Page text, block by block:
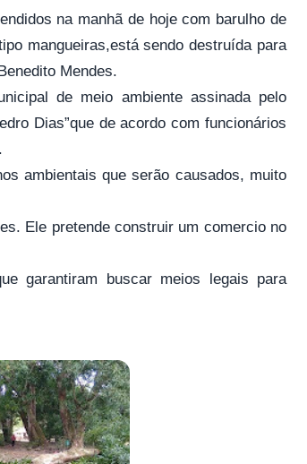
na manhã de hoje com barulho de
mangueiras,está sendo destruída para
Mendes.
de meio ambiente assinada pelo
Dias”que de acordo com funcionários
ambientais que serão causados, muito
Ele pretende construir um comercio no
garantiram buscar meios legais para